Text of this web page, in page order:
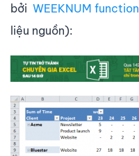
bởi WEEKNUM function
liệu nguồn):